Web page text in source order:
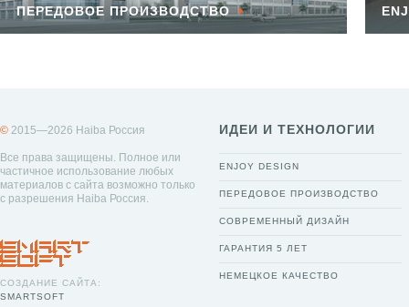
ПЕРЕДОВОЕ ПРОИЗВОДСТВО
© 2015—2026 Haiba Россия
Все права защищены. Полное или
частичное использование любых
материалов с сайта возможно только
с разрешения Haiba Россия.
СОЗДАНИЕ САЙТА:
SMARTSOFT
ИДЕИ И ТЕХНОЛОГИИ
ENJOY DESIGN
ПЕРЕДОВОЕ ПРОИЗВОДСТВО
СОВРЕМЕННЫЙ ДИЗАЙН
ГАРАНТИЯ 5 ЛЕТ
НЕМЕЦКОЕ КАЧЕСТВО